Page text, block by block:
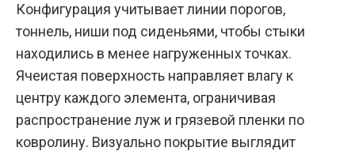
Конфигурация учитывает линии порогов,
тоннель, ниши под сиденьями, чтобы стыки
находились в менее нагруженных точках.
Ячеистая поверхность направляет влагу к
центру каждого элемента, ограничивая
распространение луж и грязевой пленки по
ковролину. Визуально покрытие выглядит